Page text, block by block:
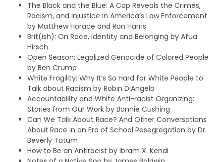
The Black and the Blue: A Cop Reveals the Crimes,
Racism, and Injustice in America’s Law Enforcement
by Matthew Horace and Ron Harris
Brit(ish): On Race, Identity and Belonging by Afua
Hirsch
Open Season: Legalized Genocide of Colored People
by Ben Crump
White Fragility: Why It’s So Hard for White People to
Talk about Racism by Robin DiAngelo
Accountability and White Anti-racist Organizing:
Stories from Our Work by Bonnie Cushing
Can We Talk About Race? And Other Conversations
About Race in an Era of School Resegregation by Dr.
Beverly Tatum
How to Be an Antiracist by Ibram X. Kendi